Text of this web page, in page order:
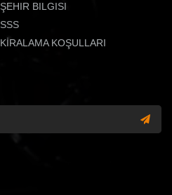
ŞEHIR BILGISI
SSS
KİRALAMA KOŞULLARI